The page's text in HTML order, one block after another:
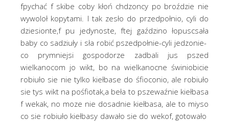
fpychać f skibe coby kłoń chdzoncy po broździe nie
wywoloł kopytami. I tak zesło do przedpołnio, cyli do
dziesionte,f pu jedynoste, ftej gaździno łopuscsała
baby co sadziuły i sła robić pszedpołnie-cyli jedzonie-
co prymniejsi gospodorze zadbali jus pszed
wielkanocom jo wikt, bo na wielkanocne świniobicie
robiuło sie nie tylko kiełbase do śfioconio, ale robiuło
sie tys wikt na pośfiotak,a beła to pszewaźnie kiełbasa
f wekak, no moze nie dosadnie kiełbasa, ale to miyso
co sie robiuło kiełbasy dawało sie do wekof, gotowało